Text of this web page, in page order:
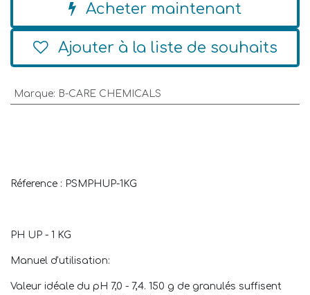
Acheter maintenant
Ajouter à la liste de souhaits
Marque: B-CARE CHEMICALS
Réference : PSMPHUP-1KG
PH UP - 1 KG
Manuel d'utilisation:
Valeur idéale du pH 7,0 - 7,4. 150 g de granulés suffisent